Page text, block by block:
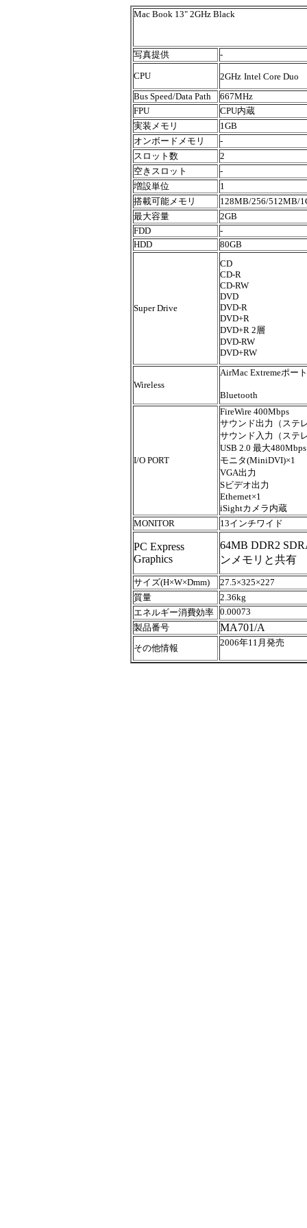
Mac Book 13" 2GHz Black
写真提供 -
CPU 2GHz Intel Core Duo
Bus Speed/Data Path
667MHz
FPU
CPU内蔵
実装メモリ
1GB
オンボードメモリ
-
スロット数
2
空きスロット
-
増設単位
1
搭載可能メモリ
128MB/256/512MB/
最大容量
2GB
FDD
-
HDD
80GB
Super Drive
CD
CD-R
CD-RW
DVD
DVD-R
DVD+R
DVD+R 2層
DVD-RW
DVD+RW
Wireless
AirMac Extremeポー
Bluetooth
I/O PORT
FireWire 400Mbps
サウンド出力（ステ
サウンド入力（ステ
USB 2.0 最大480Mbps
モニタ(MiniDVI)×1
VGA出力
Sビデオ出力
Ethernet×1
iSightカメラ内蔵
MONITOR
13インチワイド
PC Express
Graphics
64MB DDR2
ンメモリと共有
サイズ(H×W×Dmm)
27.5×325×227
質量
2.36kg
エネルギー消費効率 0.00073
製品番号
MA701/A
その他情報
2006年11月発売